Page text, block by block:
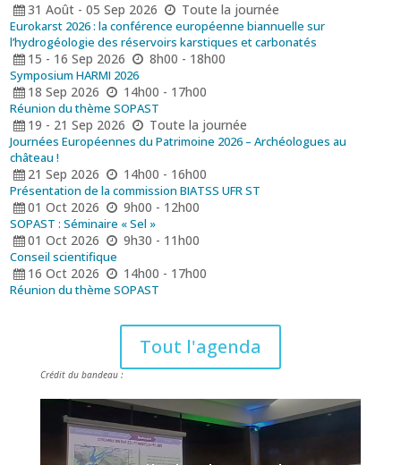
31 Août - 05 Sep 2026 Toute la journée
Eurokarst 2026 : la conférence européenne biannuelle sur
l’hydrogéologie des réservoirs karstiques et carbonatés
15 - 16 Sep 2026 8h00 - 18h00
Symposium HARMI 2026
18 Sep 2026 14h00 - 17h00
Réunion du thème SOPAST
19 - 21 Sep 2026 Toute la journée
Journées Européennes du Patrimoine 2026 – Archéologues au
château !
21 Sep 2026 14h00 - 16h00
Présentation de la commission BIATSS UFR ST
01 Oct 2026 9h00 - 12h00
SOPAST : Séminaire « Sel »
01 Oct 2026 9h30 - 11h00
Conseil scientifique
16 Oct 2026 14h00 - 17h00
Réunion du thème SOPAST
Tout l'agenda
Crédit du bandeau :